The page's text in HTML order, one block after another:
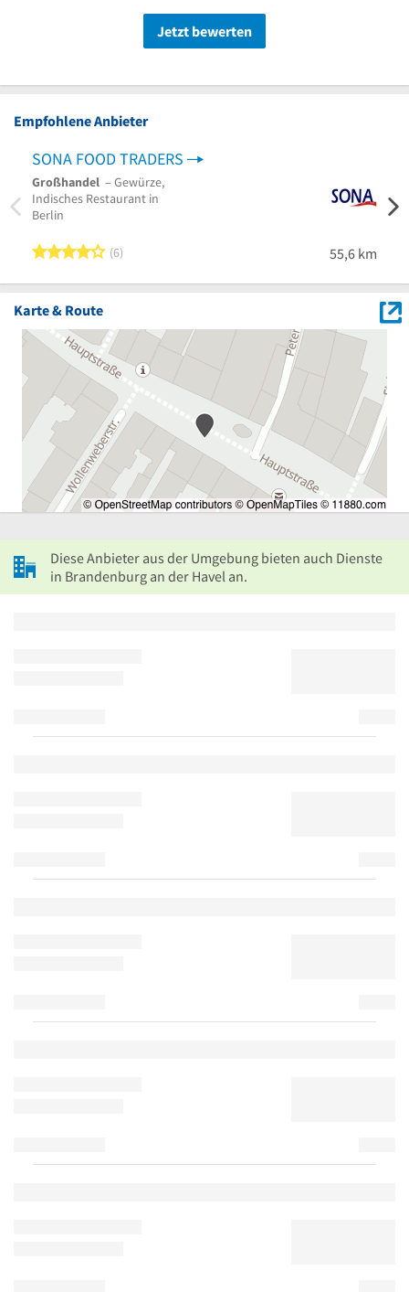
Jetzt bewerten
Empfohlene Anbieter
SONA FOOD TRADERS
Großhandel – Gewürze,
Indisches Restaurant in
Berlin
4 von 5 Sternen
6 55,6 km
Karte & Route
Diese Anbieter aus der Umgebung bieten auch Dienste
in Brandenburg an der Havel an.